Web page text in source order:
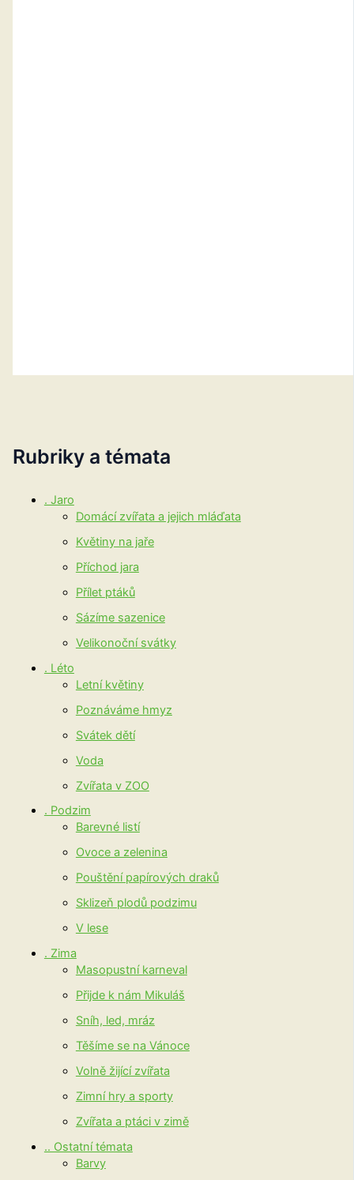
Rubriky a témata
. Jaro
Domácí zvířata a jejich mláďata
Květiny na jaře
Příchod jara
Přílet ptáků
Sázíme sazenice
Velikonoční svátky
. Léto
Letní květiny
Poznáváme hmyz
Svátek dětí
Voda
Zvířata v ZOO
. Podzim
Barevné listí
Ovoce a zelenina
Pouštění papírových draků
Sklizeň plodů podzimu
V lese
. Zima
Masopustní karneval
Přijde k nám Mikuláš
Sníh, led, mráz
Těšíme se na Vánoce
Volně žijící zvířata
Zimní hry a sporty
Zvířata a ptáci v zimě
.. Ostatní témata
Barvy